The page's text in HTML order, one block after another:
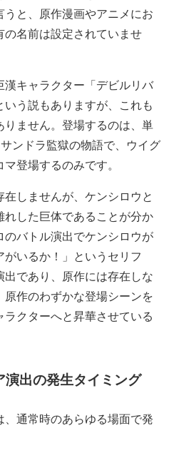
と、原作漫画やアニメにお
の名前は設定されていませ
キャラクター「デビルリバ
う説もありますが、これも
ません。登場するのは、単
ンドラ監獄の物語で、ウイグ
登場するのみです。
しませんが、ケンシロウと
れした巨体であることが分か
のバトル演出でケンシロウが
いるか！」というセリフ
であり、原作には存在しな
作のわずかな登場シーンを
クターへと昇華させている
演出の発生タイミング
通常時のあらゆる場面で発